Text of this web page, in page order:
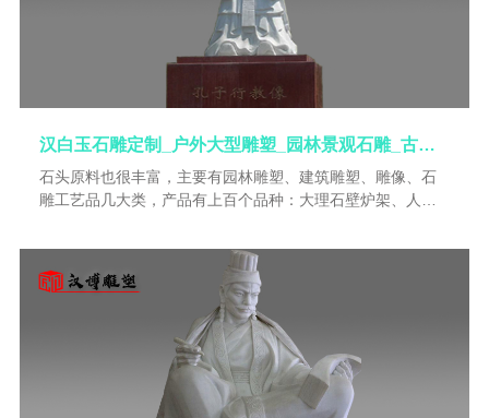
汉白玉石雕定制_户外大型雕塑_园林景观石雕_古人物雕像_石雕像加工
石头原料也很丰富，主要有园林雕塑、建筑雕塑、雕像、石
雕工艺品几大类，产品有上百个品种：大理石壁炉架、人物
亭、胸像、门套、石凳、浴盆、动物雕刻、墓碑、仿古雕塑
等。石刻源远流长，它讲究造型逼真，手法圆润细腻，纹式
流畅洒脱。雕刻产品主要以人物、动物、壁炉、花盆、栏
板、喷泉、浮雕、龙亭龙柱、琼楼玉阁、飞禽走兽、各种精
品雕刻等等。既富古老艺术的魅力，又有典雅明快的现代艺
术风格，在海内外享有“巧夺天工”“石破天惊”之盛誉。雕刻是
集创意，设计，制作各种艺术品。